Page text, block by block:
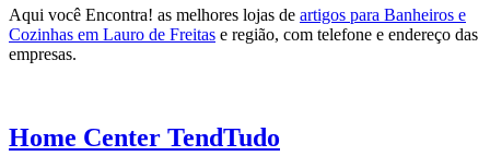
Aqui você Encontra! as melhores lojas de artigos para Banheiros e
Cozinhas em Lauro de Freitas e região, com telefone e endereço das
empresas.
Home Center TendTudo